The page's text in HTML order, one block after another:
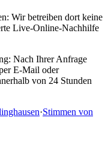
Wir betreiben dort keine
Live-Online-Nachhilfe
Nach Ihrer Anfrage
E-Mail oder
von 24 Stunden
·Stimmen von